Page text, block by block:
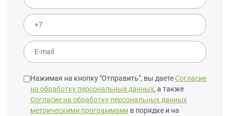
Нажимая на кнопку "Отправить", вы даетеСогласие
на обработку персональных данных, а также
Согласие на обработку персональных данных
метрическими программами в порядке и на